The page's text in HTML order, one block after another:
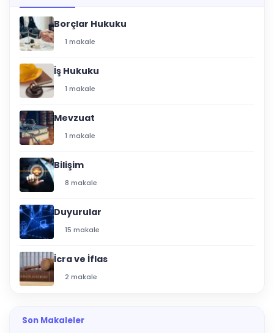
Borçlar Hukuku
1 makale
İş Hukuku
1 makale
Mevzuat
1 makale
Bilişim
8 makale
Duyurular
15 makale
İcra ve İflas
2 makale
Son Makaleler